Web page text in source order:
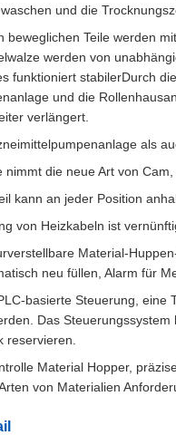
und die
beweglichen Teile werden
werden von
funktioniert stabilerDurch
und die
verlängert.
als
nimmt die neue Art von
kann an jeder Position
von Heizkabeln ist
Material-
neu füllen, Alarm für
basierte Steuerung, eine
Das
reservieren.
Material Hopper,
von Materialien